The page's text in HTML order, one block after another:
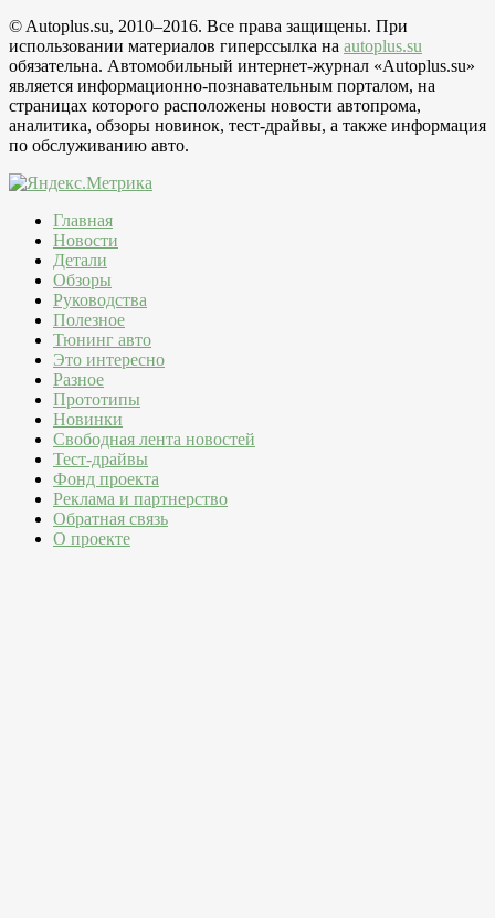
© Autoplus.su, 2010–2016. Все права защищены. При
использовании материалов гиперссылка на autoplus.su
обязательна. Автомобильный интернет-журнал «Autoplus.su»
является информационно-познавательным порталом, на
страницах которого расположены новости автопрома,
аналитика, обзоры новинок, тест-драйвы, а также информация
по обслуживанию авто.
Главная
Новости
Детали
Обзоры
Руководства
Полезное
Тюнинг авто
Это интересно
Разное
Прототипы
Новинки
Свободная лента новостей
Тест-драйвы
Фонд проекта
Реклама и партнерство
Обратная связь
О проекте